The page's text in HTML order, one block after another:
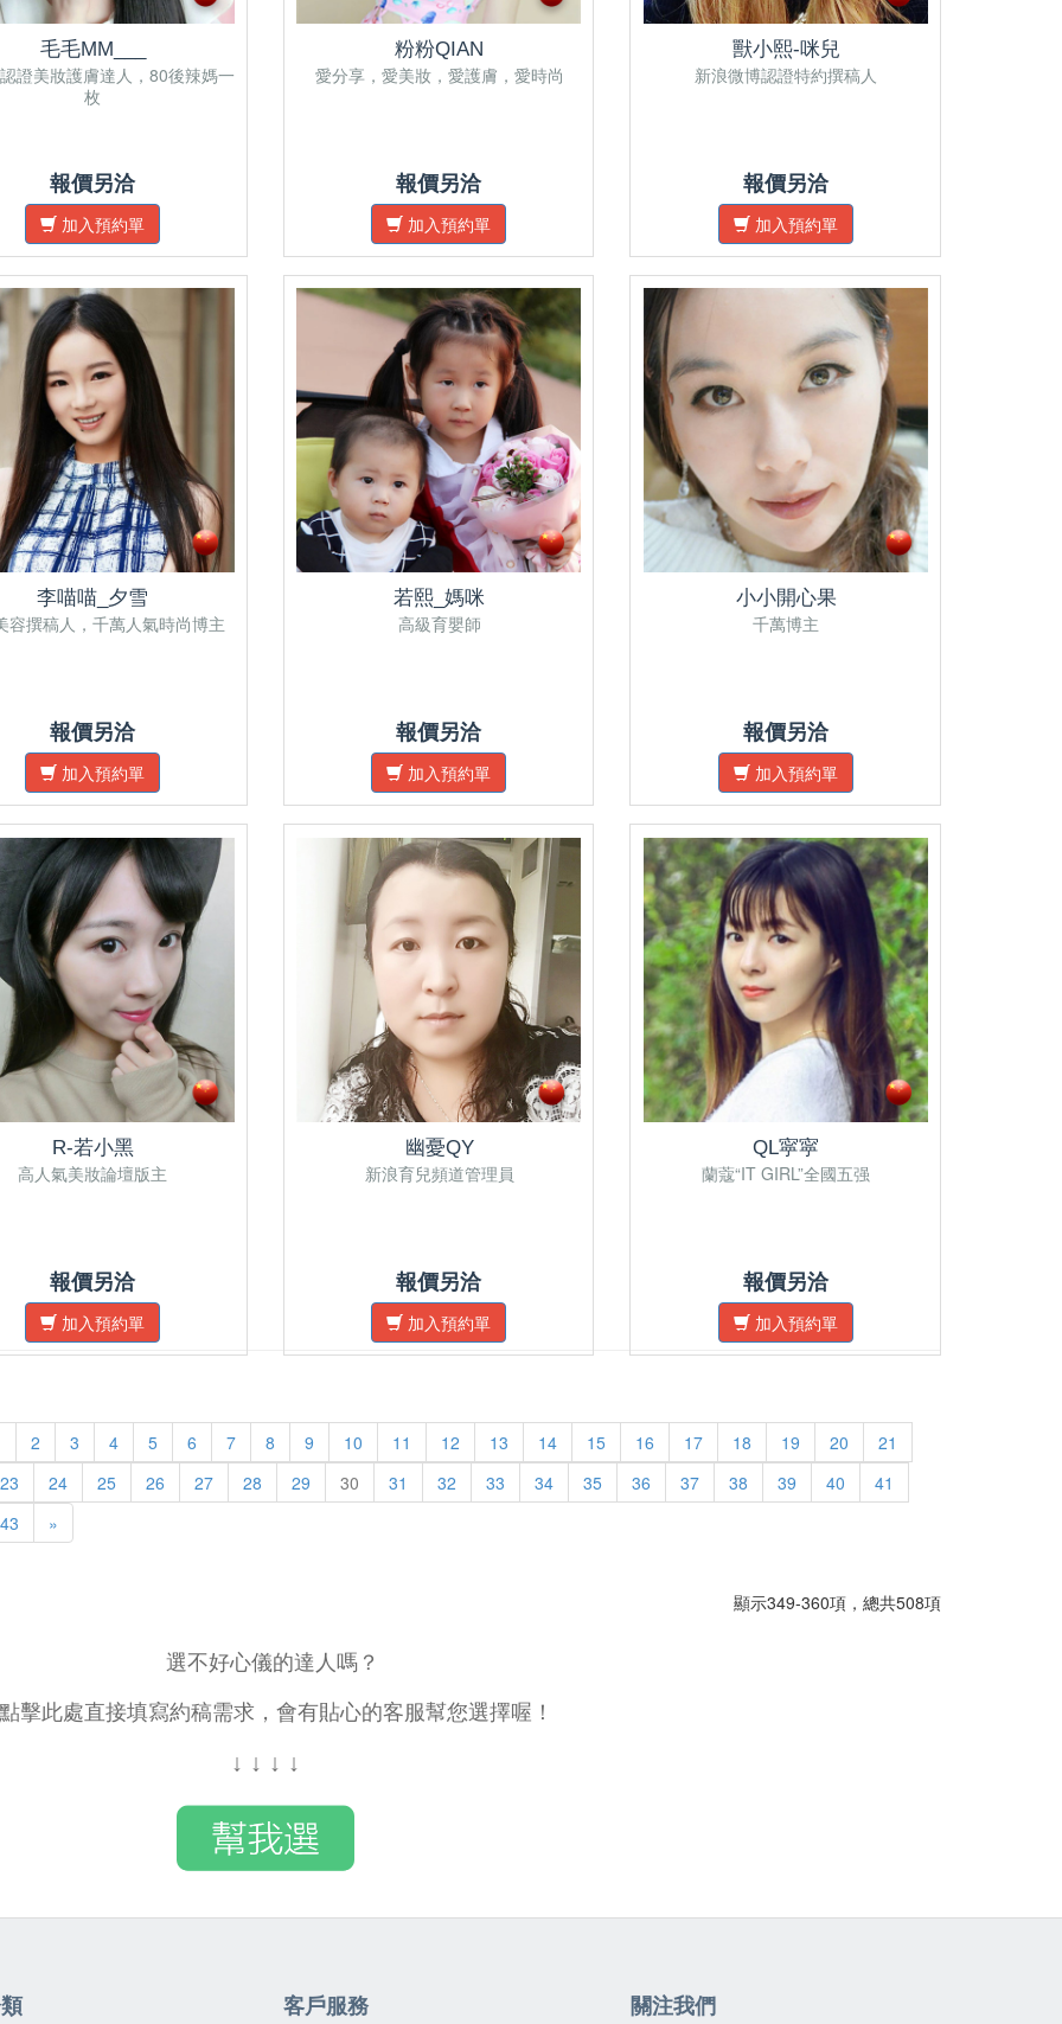
毛毛MM___
證美妝護膚達人，80後辣媽一
枚
報價另洽
加入預約單
粉粉QIAN
愛分享，愛美妝，愛護膚，愛時尚
報價另洽
加入預約單
獸小熙-咪兒
新浪微博認證特約撰稿人
報價另洽
加入預約單
李喵喵_夕雪
容撰稿人，千萬人氣時尚博主
報價另洽
加入預約單
若熙_媽咪
高級育嬰師
報價另洽
加入預約單
小小開心果
千萬博主
報價另洽
加入預約單
R-若小黑
高人氣美妝論壇版主
報價另洽
加入預約單
幽憂QY
新浪育兒頻道管理員
報價另洽
加入預約單
QL寜寜
蘭蔻“IT GIRL”全國五强
報價另洽
加入預約單
2 3 4 5 6 7 8 9 10 11 12 13 14 15 16 17 18 19 20
21
23
24 25 26 27 28 29 30 31 32 33 34 35 36 37 38 39 40
41
43
»
顯示349-360項，總共508項
選不好心儀的達人嗎？
擊此處直接填寫約稿需求，會有貼心的客服幫您選擇喔！
↓ ↓ ↓ ↓
客戶服務 關注我們